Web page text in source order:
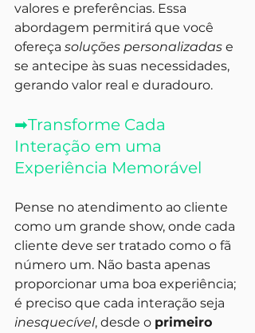
valores e preferências. Essa
abordagem permitirá que você
ofereça soluções personalizadas e
se antecipe às suas necessidades,
gerando valor real e duradouro.
➡Transforme Cada
Interação em uma
Experiência Memorável
Pense no atendimento ao cliente
como um grande show, onde cada
cliente deve ser tratado como o fã
número um. Não basta apenas
proporcionar uma boa experiência;
é preciso que cada interação seja
inesquecível, desde o primeiro